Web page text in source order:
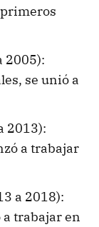
2005):
se unió a
2013):
a trabajar
a 2018):
trabajar en